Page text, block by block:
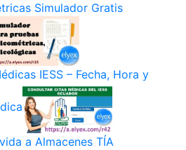
Simulador Gratis
IESS – Fecha, Hora y
a Almacenes TÍA